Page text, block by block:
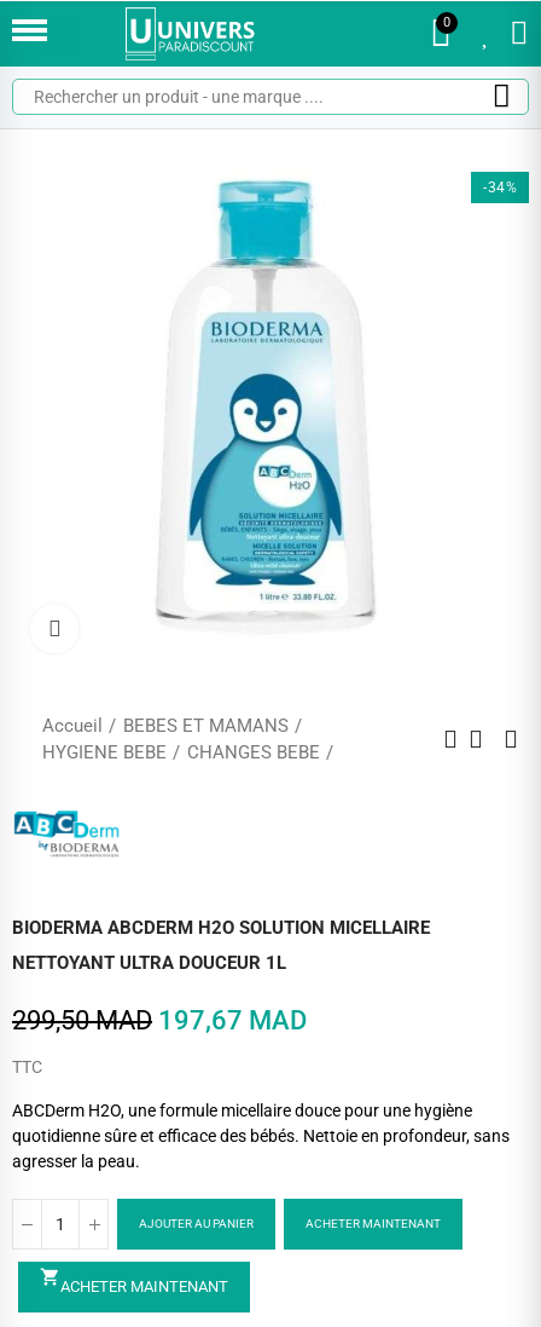
0
-34%
Accueil
BEBES ET MAMANS
HYGIENE BEBE
CHANGES BEBE
BIODERMA ABCDERM H2O SOLUTION MICELLAIRE
NETTOYANT ULTRA DOUCEUR 1L
299,50 MAD 197,67 MAD
TTC
ABCDerm H2O, une formule micellaire douce pour une hygiène
quotidienne sûre et efficace des bébés. Nettoie en profondeur, sans
agresser la peau.
AJOUTER AU PANIER ACHETER MAINTENANT
shopping_cartACHETER MAINTENANT